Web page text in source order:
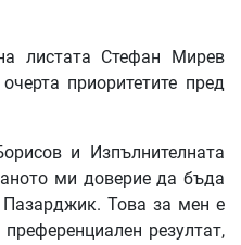
листата Стефан Мирев
приоритетите пред
и Изпълнителната
ми доверие да бъда
Това за мен е
резултат,